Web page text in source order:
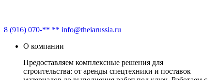
8 (916) 070-** ** info@theiarussia.ru
О компании
Предоставляем комплексные решения для
строительства: от аренды спецтехники и поставок